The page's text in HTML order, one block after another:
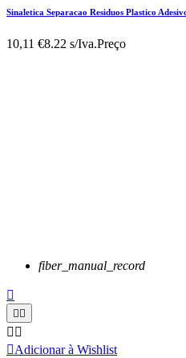
Sinaletica Separacao Residuos Plastico
10,11 €8.22 s/Iva.Preço
fiber_manual_record

 
 
Adicionar à Wishlist